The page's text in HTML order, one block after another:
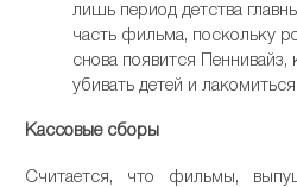
лишь период детства
часть фильма, поскольку
снова появится
убивать детей и
Кассовые сборы
Считается, что фильмы,